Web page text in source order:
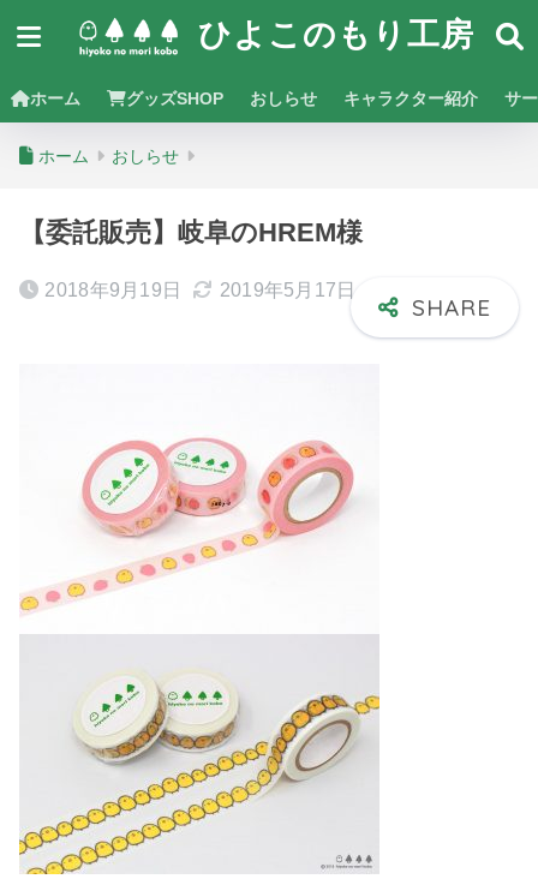
ひよこのもり工房
ホーム グッズSHOP おしらせ キャラクター紹介 サ
ホーム おしらせ
【委託販売】岐阜のHREM様
2018年9月19日 2019年5月17日